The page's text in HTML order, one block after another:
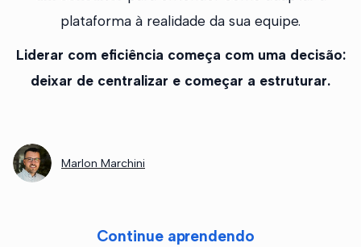
Continue aprendendo
plataforma à realidade da sua equipe.
Liderar com eficiência começa com uma decisão:
deixar de centralizar e começar a estruturar.
Marlon Marchini